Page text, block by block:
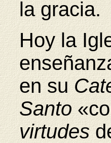
la gracia.
Hoy la
en su
Santo
virtudes